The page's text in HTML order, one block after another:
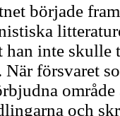
började
han inte skulle
När försvaret
och